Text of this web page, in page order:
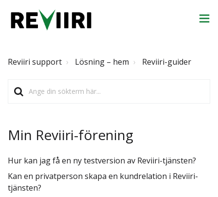
Reviiri support Lösning – hem Reviiri-guider
Min Reviiri-förening
Hur kan jag få en ny testversion av Reviiri-tjänsten?
Kan en privatperson skapa en kundrelation i Reviiri-
tjänsten?